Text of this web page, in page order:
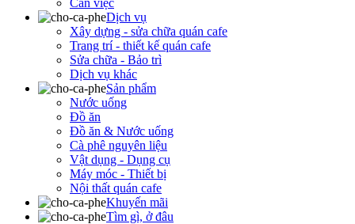
Cần việc
Dịch vụ
Xây dựng - sửa chữa quán cafe
Trang trí - thiết kế quán cafe
Sửa chữa - Bảo trì
Dịch vụ khác
Sản phẩm
Nước uống
Đồ ăn
Đồ ăn & Nước uống
Cà phê nguyên liệu
Vật dụng - Dụng cụ
Máy móc - Thiết bị
Nội thất quán cafe
Khuyến mãi
Tìm gì, ở đâu